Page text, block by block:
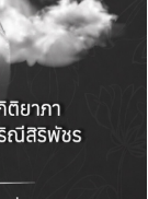
start the